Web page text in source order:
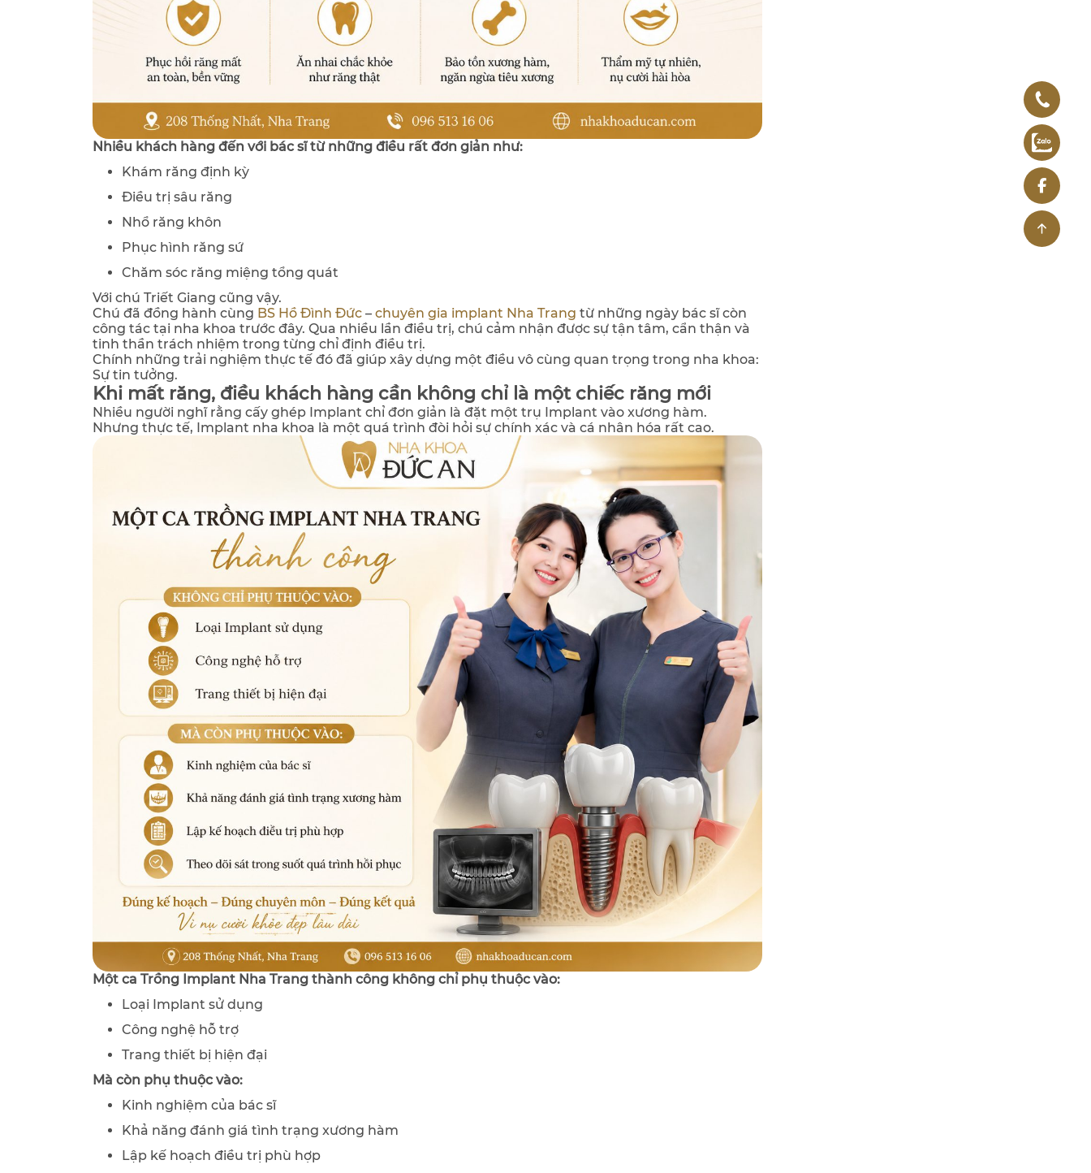
Nhiều khách hàng đến với bác sĩ từ những điều rất đơn giản như:
Khám răng định kỳ
Điều trị sâu răng
Nhổ răng khôn
Phục hình răng sứ
Chăm sóc răng miệng tổng quát
Với chú Triết Giang cũng vậy.
Chú đã đồng hành cùng BS Hồ Đình Đức – chuyên gia implant Nha Trang từ những ngày bác sĩ còn
công tác tại nha khoa trước đây. Qua nhiều lần điều trị, chú cảm nhận được sự tận tâm, cẩn thận và
tinh thần trách nhiệm trong từng chỉ định điều trị.
Chính những trải nghiệm thực tế đó đã giúp xây dựng một điều vô cùng quan trọng trong nha khoa:
Sự tin tưởng.
Khi mất răng, điều khách hàng cần không chỉ là một chiếc răng mới
Nhiều người nghĩ rằng cấy ghép Implant chỉ đơn giản là đặt một trụ Implant vào xương hàm.
Nhưng thực tế, Implant nha khoa là một quá trình đòi hỏi sự chính xác và cá nhân hóa rất cao.
Một ca Trồng Implant Nha Trang thành công không chỉ phụ thuộc vào:
Loại Implant sử dụng
Công nghệ hỗ trợ
Trang thiết bị hiện đại
Mà còn phụ thuộc vào:
Kinh nghiệm của bác sĩ
Khả năng đánh giá tình trạng xương hàm
Lập kế hoạch điều trị phù hợp